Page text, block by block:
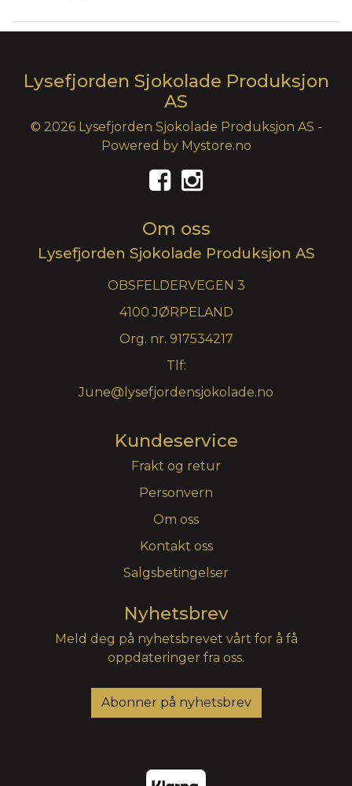
Lysefjorden Sjokolade Produksjon
AS
© 2026 Lysefjorden Sjokolade Produksjon AS -
Powered by Mystore.no
Om oss
Lysefjorden Sjokolade Produksjon AS
OBSFELDERVEGEN 3
4100 JØRPELAND
Org. nr. 917534217
Tlf:
June@lysefjordensjokolade.no
Kundeservice
Frakt og retur
Personvern
Om oss
Kontakt oss
Salgsbetingelser
Nyhetsbrev
Meld deg på nyhetsbrevet vårt for å få
oppdateringer fra oss.
Abonner på nyhetsbrev